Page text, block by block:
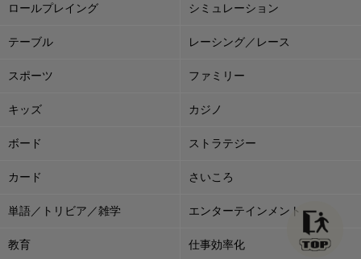
ロールプレイング シミュレーション
テーブル レーシング／レース
スポーツ ファミリー
キッズ カジノ
ボード ストラテジー
カード さいころ
単語／トリビア／雑学 エンターテインメント
教育 仕事効率化